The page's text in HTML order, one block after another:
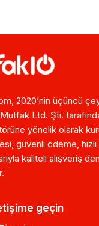
2020’nin üçüncü
Ltd. Şti.
yönelik olarak
güvenli ödeme,
kaliteli alışveriş
geçin